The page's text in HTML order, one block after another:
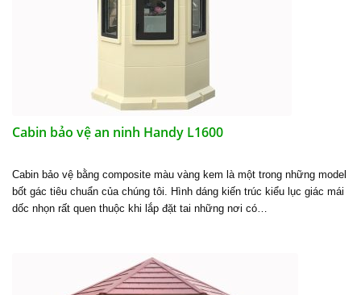
Cabin bảo vệ an ninh Handy L1600
Cabin bảo vệ bằng composite màu vàng kem là một trong những model
bốt gác tiêu chuẩn của chúng tôi. Hình dáng kiến trúc kiểu lục giác mái
dốc nhọn rất quen thuộc khi lắp đặt tai những nơi có…